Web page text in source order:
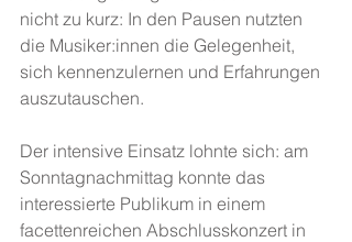
nicht zu kurz: In den Pausen nutzten
die Musiker:innen die Gelegenheit,
sich kennenzulernen und Erfahrungen
auszutauschen.
Der intensive Einsatz lohnte sich: am
Sonntagnachmittag konnte das
interessierte Publikum in einem
facettenreichen Abschlusskonzert in